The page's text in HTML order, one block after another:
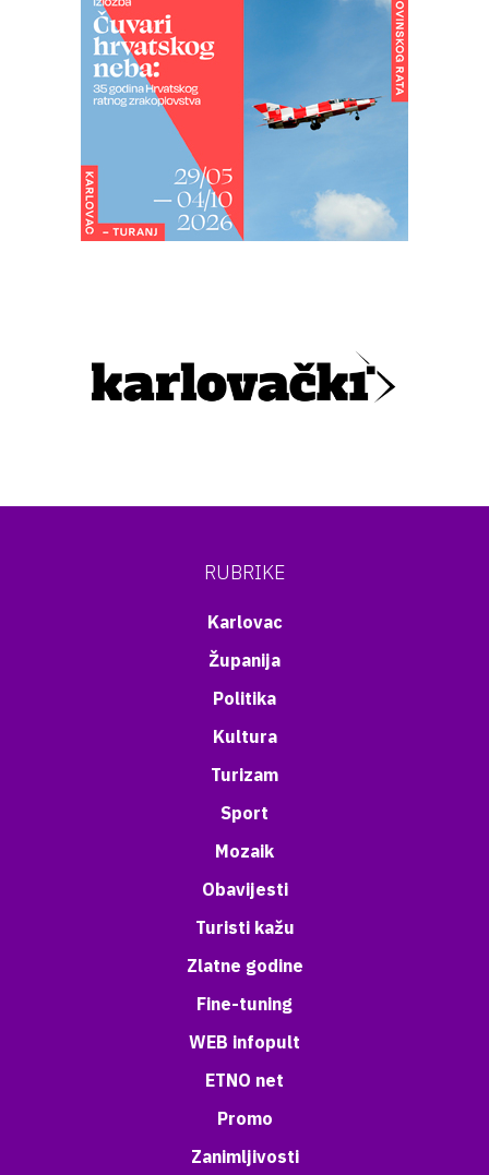
RUBRIKE
Karlovac
Županija
Politika
Kultura
Turizam
Sport
Mozaik
Obavijesti
Turisti kažu
Zlatne godine
Fine-tuning
WEB infopult
ETNO net
Promo
Zanimljivosti